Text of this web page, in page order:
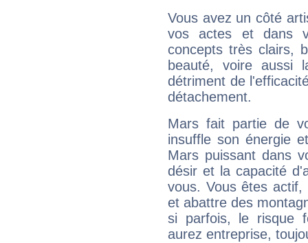
Vous avez un côté
vos actes et dans
concepts très clairs,
beauté, voire aussi
détriment de
détachement.
Mars fait partie de
insuffle son énergie
Mars puissant dans
désir et la capacité
vous. Vous êtes
et abattre des
si parfois, le risque
aurez entreprise,